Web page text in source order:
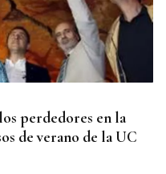
perdedores en la
de verano de la UC